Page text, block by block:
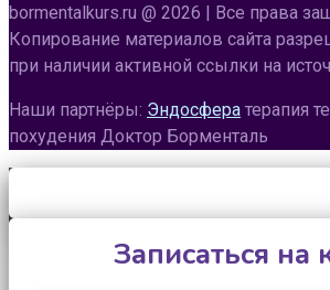
bormentalkurs.ru @ 2026 | Все права
Копирование материалов сайта
при наличии активной ссылки на
Наши партнёры: Эндосфера терапия
похудения Доктор Борменталь
Записаться на